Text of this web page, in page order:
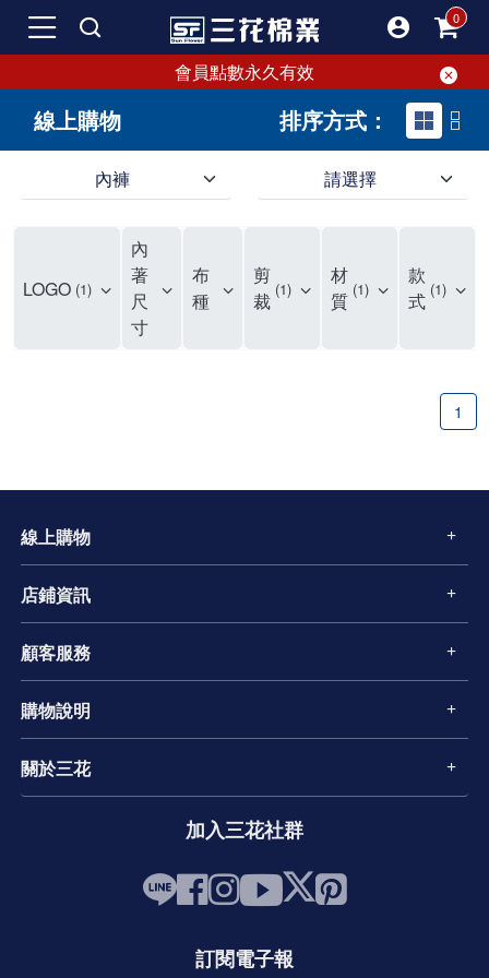
會員點數永久有效
線上購物 排序方式：
內褲 請選擇
LOGO 1
內
著
尺
寸
布
種
剪
裁 1
材
質 1
款
式 1
1
線上購物
店鋪資訊
顧客服務
購物說明
關於三花
加入三花社群
訂閱電子報